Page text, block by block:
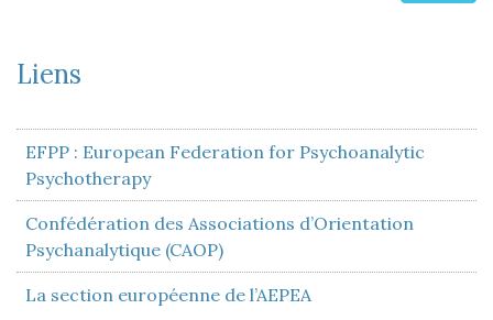
Liens
EFPP : European Federation for Psychoanalytic
Psychotherapy
Confédération des Associations d’Orientation
Psychanalytique (CAOP)
La section européenne de l’AEPEA